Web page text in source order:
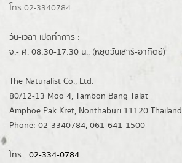
โทร 02-3340784
วัน-เวลา เปิดทำการ :
จ.- ศ. 08:30-17:30 น.. (หยุดวันเสาร์-อาทิตย์)
The Naturalist Co., Ltd.
80/12-13 Moo 4, Tambon Bang Talat
Amphoe Pak Kret, Nonthaburi 11120 Thailand
Phone: 02-3340784, 061-641-1500
โทร : 02-334-0784